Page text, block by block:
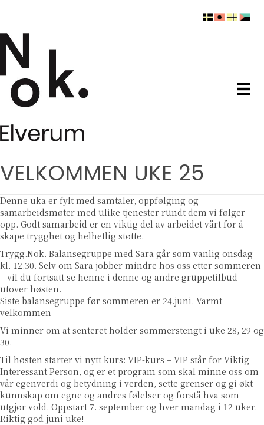
VELKOMMEN UKE 25
Denne uka er fylt med samtaler, oppfølging og
samarbeidsmøter med ulike tjenester rundt dem vi følger
opp. Godt samarbeid er en viktig del av arbeidet vårt for å
skape trygghet og helhetlig støtte.
Trygg.Nok. Balansegruppe med Sara går som vanlig onsdag
kl. 12.30. Selv om Sara jobber mindre hos oss etter sommeren
– vil du fortsatt se henne i denne og andre gruppetilbud
utover høsten.
Siste balansegruppe før sommeren er 24.juni. Varmt
velkommen
Vi minner om at senteret holder sommerstengt i uke 28, 29 og
30.
Til høsten starter vi nytt kurs: VIP-kurs – VIP står for Viktig
Interessant Person, og er et program som skal minne oss om
vår egenverdi og betydning i verden, sette grenser og gi økt
kunnskap om egne og andres følelser og forstå hva som
utgjør vold. Oppstart 7. september og hver mandag i 12 uker.
Riktig god juni uke!